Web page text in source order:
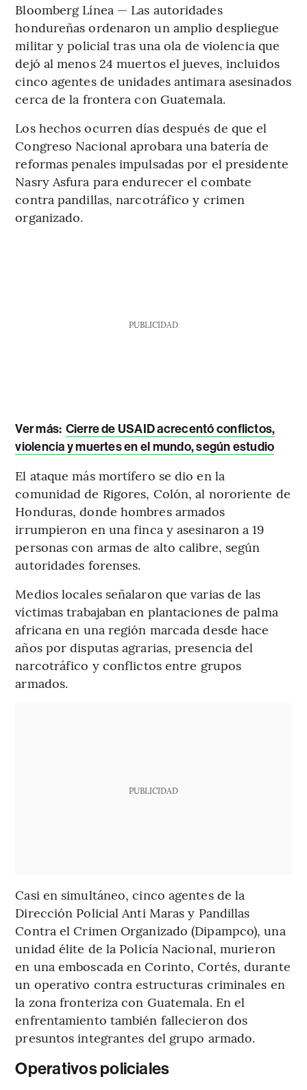
Bloomberg Línea — Las autoridades
hondureñas ordenaron un amplio despliegue
militar y policial tras una ola de violencia que
dejó al menos 24 muertos el jueves, incluidos
cinco agentes de unidades antimara asesinados
cerca de la frontera con Guatemala.
Los hechos ocurren días después de que el
Congreso Nacional aprobara una batería de
reformas penales impulsadas por el presidente
Nasry Asfura para endurecer el combate
contra pandillas, narcotráfico y crimen
organizado.
PUBLICIDAD
Ver más: Cierre de USAID acrecentó conflictos,
violencia y muertes en el mundo, según estudio
El ataque más mortífero se dio en la
comunidad de Rigores, Colón, al nororiente de
Honduras, donde hombres armados
irrumpieron en una finca y asesinaron a 19
personas con armas de alto calibre, según
autoridades forenses.
Medios locales señalaron que varias de las
víctimas trabajaban en plantaciones de palma
africana en una región marcada desde hace
años por disputas agrarias, presencia del
narcotráfico y conflictos entre grupos
armados.
PUBLICIDAD
Casi en simultáneo, cinco agentes de la
Dirección Policial Anti Maras y Pandillas
Contra el Crimen Organizado (Dipampco), una
unidad élite de la Policía Nacional, murieron
en una emboscada en Corinto, Cortés, durante
un operativo contra estructuras criminales en
la zona fronteriza con Guatemala. En el
enfrentamiento también fallecieron dos
presuntos integrantes del grupo armado.
Operativos policiales